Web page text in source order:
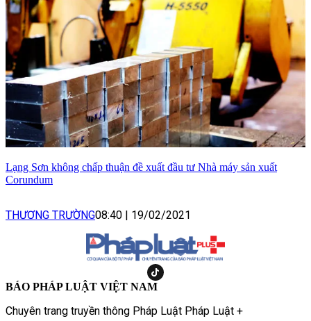
Lạng Sơn không chấp thuận đề xuất đầu tư Nhà máy sản xuất
Corundum
THƯƠNG TRƯỜNG08:40 | 19/02/2021
BÁO PHÁP LUẬT VIỆT NAM
Chuyên trang truyền thông Pháp Luật Pháp Luật +